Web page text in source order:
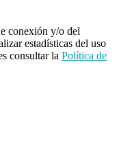
conexión y/o del
estadísticas del uso
consultar la Política de